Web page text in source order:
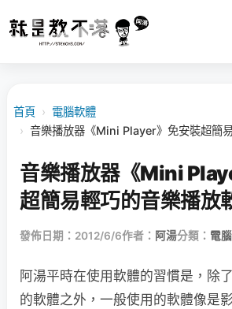
首頁 › 電腦軟體
› 音樂播放器《Mini Player》免安裝超簡
音樂播放器《Mini
超簡易輕巧的音樂播放
發佈日期：2012/6/6作者： 阿湯分類： 電
阿湯平時在使用軟體的習慣是，除
的軟體之外，一般使用的軟體像是